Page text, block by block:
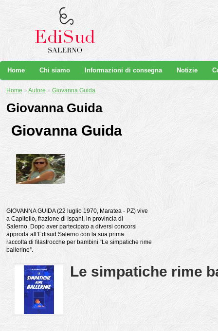
Home Chi siamo Informazioni di consegna Notizie
Home » Autore » Giovanna Guida
Giovanna Guida
Giovanna Guida
GIOVANNA GUIDA (22 luglio 1970, Maratea - PZ) vive
a Capitello, frazione di Ispani, in provincia di
Salerno. Dopo aver partecipato a diversi concorsi
approda all’Edisud Salerno con la sua prima
raccolta di filastrocche per bambini “Le simpatiche rime
ballerine”.
Le simpatiche rime